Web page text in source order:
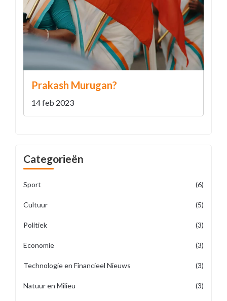
Prakash Murugan?
14 feb 2023
Categorieën
Sport (6)
Cultuur (5)
Politiek (3)
Economie (3)
Technologie en Financieel Nieuws (3)
Natuur en Milieu (3)